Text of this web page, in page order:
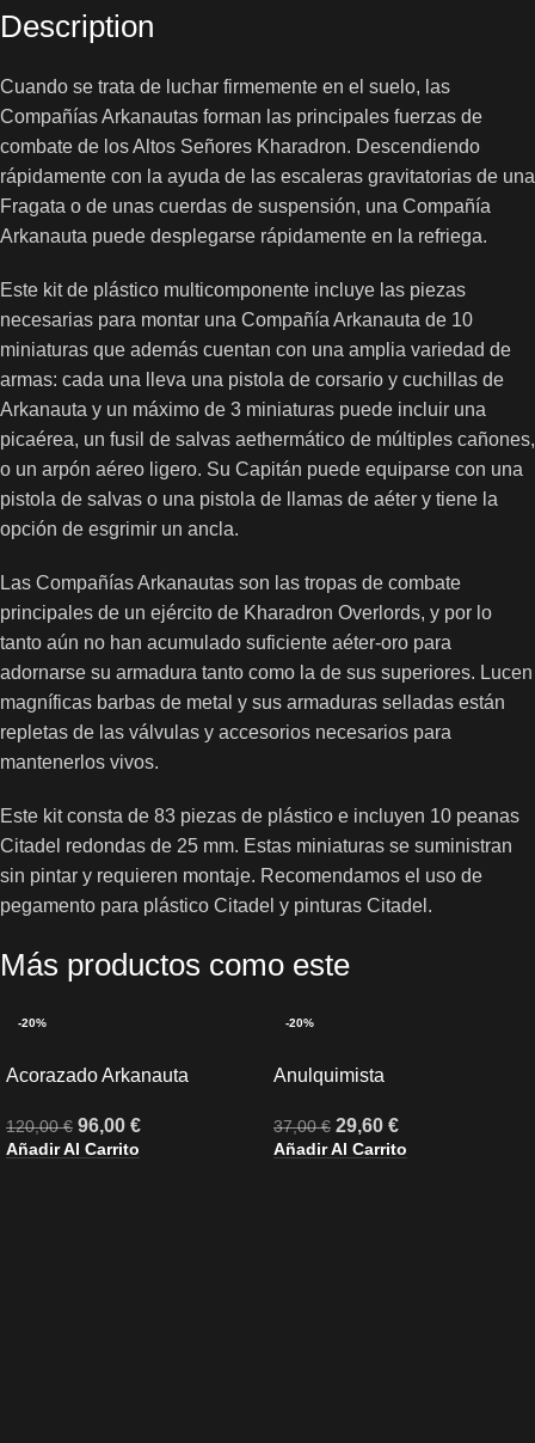
Description
Cuando se trata de luchar firmemente en el suelo, las
Compañías Arkanautas forman las principales fuerzas de
combate de los Altos Señores Kharadron. Descendiendo
rápidamente con la ayuda de las escaleras gravitatorias de una
Fragata o de unas cuerdas de suspensión, una Compañía
Arkanauta puede desplegarse rápidamente en la refriega.
Este kit de plástico multicomponente incluye las piezas
necesarias para montar una Compañía Arkanauta de 10
miniaturas que además cuentan con una amplia variedad de
armas: cada una lleva una pistola de corsario y cuchillas de
Arkanauta y un máximo de 3 miniaturas puede incluir una
picaérea, un fusil de salvas aethermático de múltiples cañones,
o un arpón aéreo ligero. Su Capitán puede equiparse con una
pistola de salvas o una pistola de llamas de aéter y tiene la
opción de esgrimir un ancla.
Las Compañías Arkanautas son las tropas de combate
principales de un ejército de Kharadron Overlords, y por lo
tanto aún no han acumulado suficiente aéter-oro para
adornarse su armadura tanto como la de sus superiores. Lucen
magníficas barbas de metal y sus armaduras selladas están
repletas de las válvulas y accesorios necesarios para
mantenerlos vivos.
Este kit consta de 83 piezas de plástico e incluyen 10 peanas
Citadel redondas de 25 mm. Estas miniaturas se suministran
sin pintar y requieren montaje. Recomendamos el uso de
pegamento para plástico Citadel y pinturas Citadel.
Más productos como este
-20%
Acorazado Arkanauta
120,00€ 96,00 €
Añadir Al Carrito
-20%
Anulquimista
37,00€ 29,60 €
Añadir Al Carrito